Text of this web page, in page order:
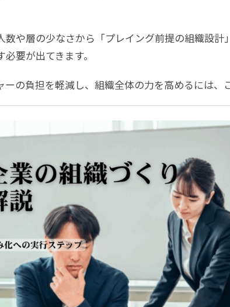
数や層の少なさから「プレイング前提の組織設計
要が出てきます。
ーの負担を軽減し、組織全体の力を高めるには